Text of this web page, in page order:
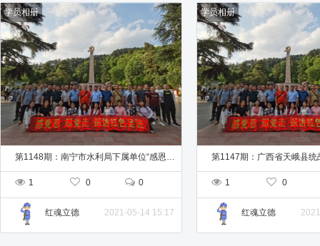
只对本班学员开放
学员相册
第1148期：南宁市水利局下属单位“感恩党，跟党走，探访红色足迹”培训班
1 0 0
红魂立德 2021-05-14 15:17
只对本班学
学员相册
1 0
红魂立德